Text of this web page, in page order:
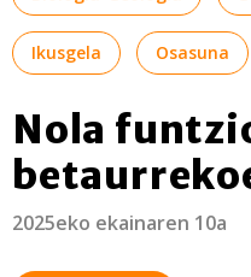
Ikusgela Osasuna
Nola
2025eko ekainaren 10a